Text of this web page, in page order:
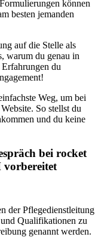
können
besten jemanden
auf die Stelle als
warum du genau in
du
Weg, um bei
So stellst du
und du keine
bei rocket
der Pflegedienstleitung
Qualifikationen zu
genannt werden.